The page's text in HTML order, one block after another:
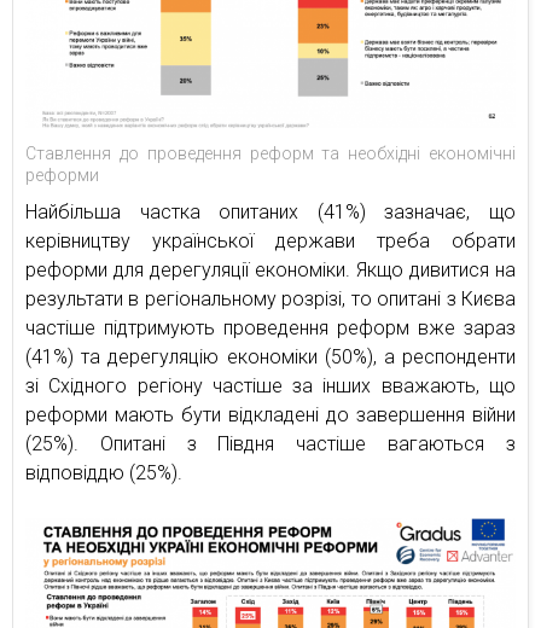
Ставлення до проведення реформ та необхідні економічні
реформи
Найбільша частка опитаних (41%) зазначає, що
керівництву української держави треба обрати
реформи для дерегуляції економіки. Якщо дивитися на
результати в регіональному розрізі, то опитані з Києва
частіше підтримують проведення реформ вже зараз
(41%) та дерегуляцію економіки (50%), а респонденти
зі Східного регіону частіше за інших вважають, що
реформи мають бути відкладені до завершення війни
(25%). Опитані з Півдня частіше вагаються з
відповіддю (25%).